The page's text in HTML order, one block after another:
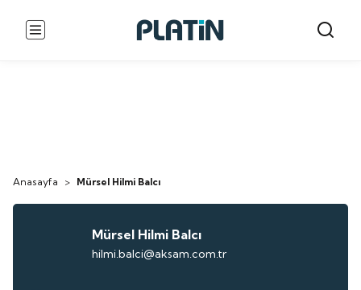
Anasayfa > Mürsel Hilmi Balcı
Mürsel Hilmi Balcı
hilmi.balci@aksam.com.tr